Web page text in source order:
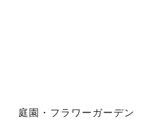
庭園・フラワーガーデン